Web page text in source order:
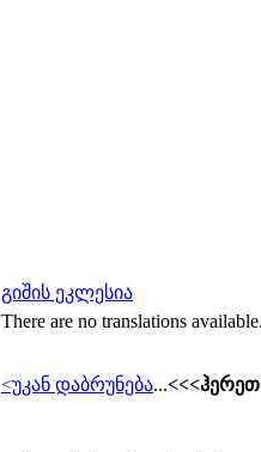
გიშის ეკლესია
There are no translations
<უკან დაბრუნება...